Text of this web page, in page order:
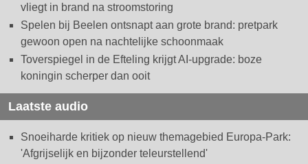
vliegt in brand na stroomstoring
Spelen bij Beelen ontsnapt aan grote brand: pretpark
gewoon open na nachtelijke schoonmaak
Toverspiegel in de Efteling krijgt AI-upgrade: boze
koningin scherper dan ooit
Laatste audio
Snoeiharde kritiek op nieuw themagebied Europa-Park:
'Afgrijselijk en bijzonder teleurstellend'